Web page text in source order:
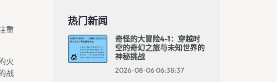
重
火
战
热门新闻
奇怪的大冒险4-1：穿越时
空的奇幻之旅与未知世界的
神秘挑战
2026-08-06 06:38:37